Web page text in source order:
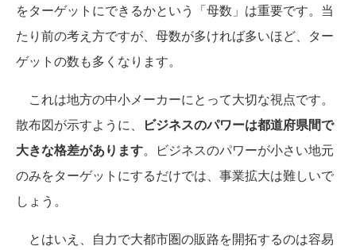
をターゲットにできるかという「母数」は重要です。当
たり前の考え方ですが、母数が多ければ多いほど、ター
ゲットの数も多くなります。
これは地方の中小メーカーにとって大切な視点です。
散布図が示すように、
ビジネスのパワーは都道府県間で
大きな格差があります。ビジネスのパワーが小さい地元
のみをターゲットにするだけでは、事業拡大は難しいで
しょう。
とはいえ、自力で大都市圏の販路を開拓するのは容易